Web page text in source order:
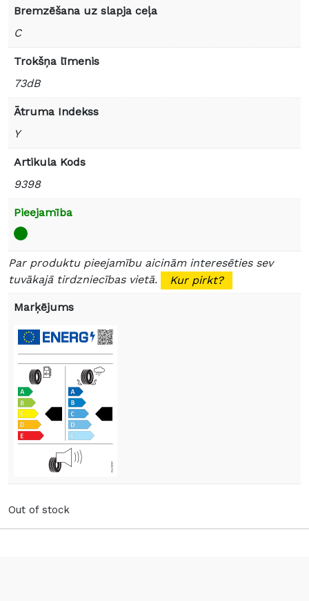
Bremzēšana uz slapja ceļa
C
Trokšņa līmenis
73dB
Ātruma Indekss
Y
Artikula Kods
9398
Pieejamība
Par produktu pieejamību aicinām interesēties sev
tuvākajā tirdzniecības vietā.
Kur pirkt?
Marķējums
Out of stock